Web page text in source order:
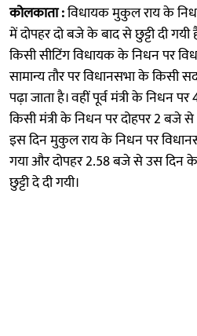
कोलकाता :विधायक मुकुल राय के
में दोपहर दो बजे के बाद से छुट्टी दी
किसी सीटिंग विधायक के निधन पर
सामान्य तौर पर विधानसभा के किसी
पढ़ा जाता है। वहीं पूर्व मंत्री के निधन
किसी मंत्री के निधन पर दोहपर 2 बजे से
इस दिन मुकुल राय के निधन पर
गया और दोपहर 2.58 बजे से उस दिन
छुट्टी दे दी गयी।